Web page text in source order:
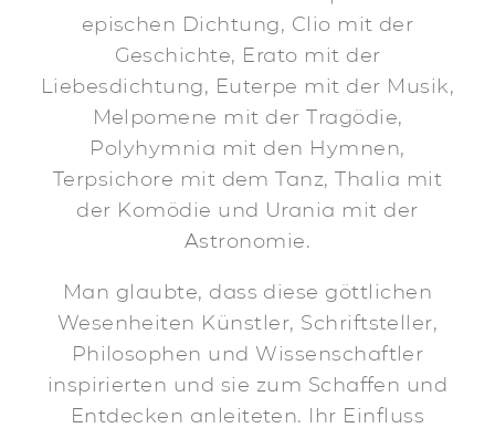
epischen Dichtung, Clio mit der
Geschichte, Erato mit der
Liebesdichtung, Euterpe mit der Musik,
Melpomene mit der Tragödie,
Polyhymnia mit den Hymnen,
Terpsichore mit dem Tanz, Thalia mit
der Komödie und Urania mit der
Astronomie.
Man glaubte, dass diese göttlichen
Wesenheiten Künstler, Schriftsteller,
Philosophen und Wissenschaftler
inspirierten und sie zum Schaffen und
Entdecken anleiteten. Ihr Einfluss